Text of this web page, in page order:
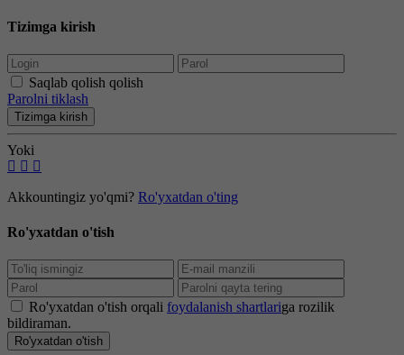
Tizimga kirish
Saqlab qolish qolish
Parolni tiklash
Tizimga kirish
Yoki
Akkountingiz yo'qmi? Ro'yxatdan o'ting
Ro'yxatdan o'tish
Ro'yxatdan o'tish orqali foydalanish shartlariga rozilik
bildiraman.
Ro'yxatdan o'tish